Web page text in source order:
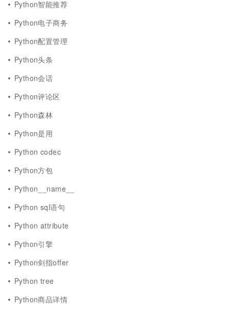
Python智能推荐
Python电子商务
Python配置管理
Python头条
Python会话
Python评论区
Python森林
Python是用
Python codec
Python方包
Python__name__
Python sql语句
Python attribute
Python引擎
Python剑指offer
Python tree
Python商品详情